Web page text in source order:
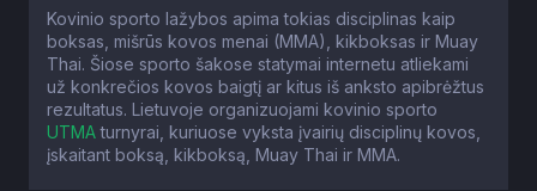
Kovinio sporto lažybos apima tokias disciplinas kaip
boksas, mišrūs kovos menai (MMA), kikboksas ir Muay
Thai. Šiose sporto šakose statymai internetu atliekami
už konkrečios kovos baigtį ar kitus iš anksto apibrėžtus
rezultatus. Lietuvoje organizuojami kovinio sporto
UTMAturnyrai, kuriuose vyksta įvairių disciplinų kovos,
įskaitant boksą, kikboksą, Muay Thai ir MMA.